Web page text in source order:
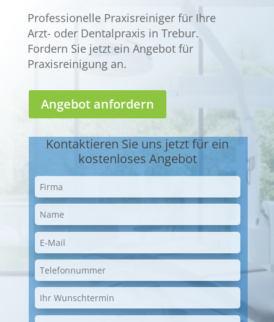
Professionelle Praxisreiniger für Ihre
Arzt- oder Dentalpraxis in Trebur.
Fordern Sie jetzt ein Angebot für
Praxisreinigung an.
Angebot anfordern
Kontaktieren Sie uns jetzt für ein
kostenloses Angebot